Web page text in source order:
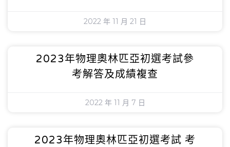
2022 年 11 月 21 日
2023年物理奧林匹亞初選考試參
考解答及成績複查
2022 年 11 月 7 日
2023年物理奧林匹亞初選考試 考